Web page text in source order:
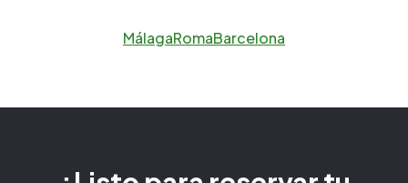
MálagaRomaBarcelona